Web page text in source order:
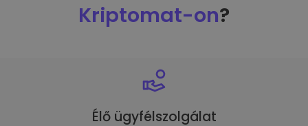
Kriptomat-on?
Élő ügyfélszolgálat